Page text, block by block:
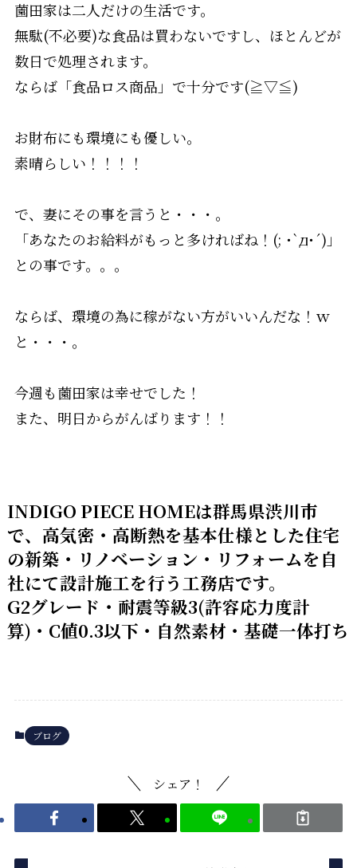
薗田家は二人だけの生活です。
無駄(不必要)な食品は買わないですし、ほとんどが
数日で処理されます。
ならば「食品ロス商品」で十分です(≧▽≦)
お財布にも環境にも優しい。
素晴らしい！！！！
で、妻にその事を言うと・・・。
「あなたのお給料がもっと多ければね！(; ･`д･´)」
との事です。。。
ならば、環境の為に稼がない方がいいんだな！ｗ
と・・・。
今週も薗田家は幸せでした！
また、明日からがんばります！！
INDIGO PIECE HOMEは群馬県渋川市
で、高気密・高断熱を基本仕様とした住宅
の新築・リノベーション・リフォームを自
社にて設計施工を行う工務店です。
G2グレード・耐震等級3(許容応力度計
算)・C値0.3以下・自然素材・基礎一体打ち
ブログ
シェア！